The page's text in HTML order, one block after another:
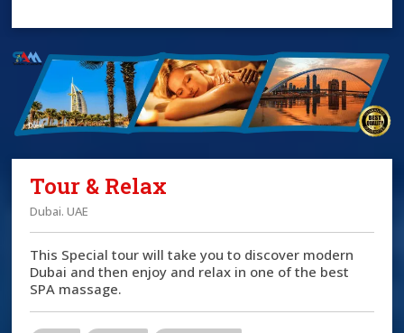
Tour & Relax
Dubai. UAE
This Special tour will take you to discover modern
Dubai and then enjoy and relax in one of the best
SPA massage.